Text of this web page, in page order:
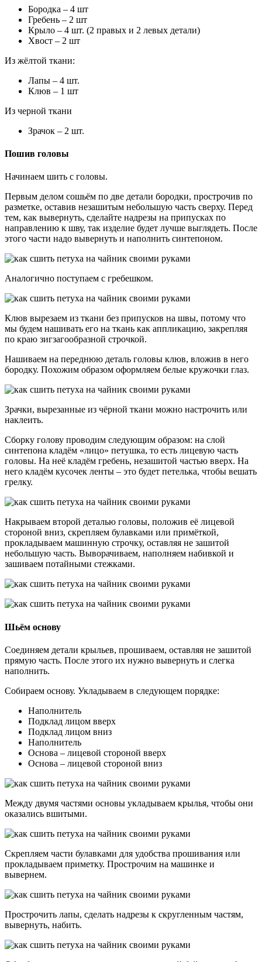
Бородка – 4 шт
Гребень – 2 шт
Крыло – 4 шт. (2 правых и 2 левых детали)
Хвост – 2 шт
Из жёлтой ткани:
Лапы – 4 шт.
Клюв – 1 шт
Из черной ткани
Зрачок – 2 шт.
Пошив головы
Начинаем шить с головы.
Первым делом сошьём по две детали бородки, прострочив по
разметке, оставив незашитым небольшую часть сверху. Перед
тем, как вывернуть, сделайте надрезы на припусках по
направлению к шву, так изделие будет лучше выглядеть. После
этого части надо вывернуть и наполнить синтепоном.
Аналогично поступаем с гребешком.
Клюв вырезаем из ткани без припусков на швы, потому что
мы будем нашивать его на ткань как аппликацию, закрепляя
по краю зигзагообразной строчкой.
Нашиваем на переднюю деталь головы клюв, вложив в него
бородку. Похожим образом оформляем белые кружочки глаз.
Зрачки, вырезанные из чёрной ткани можно настрочить или
наклеить.
Сборку голову проводим следующим образом: на слой
синтепона кладём «лицо» петушка, то есть лицевую часть
головы. На неё кладём гребень, незашитой частью вверх. На
него кладём кусочек ленты – это будет петелька, чтобы вешать
грелку.
Накрываем второй деталью головы, положив её лицевой
стороной вниз, скрепляем булавками или примёткой,
прокладываем машинную строчку, оставляя не зашитой
небольшую часть. Выворачиваем, наполняем набивкой и
зашиваем потайными стежками.
Шьём основу
Соединяем детали крыльев, прошиваем, оставляя не зашитой
прямую часть. После этого их нужно вывернуть и слегка
наполнить.
Собираем основу. Укладываем в следующем порядке:
Наполнитель
Подклад лицом вверх
Подклад лицом вниз
Наполнитель
Основа – лицевой стороной вверх
Основа – лицевой стороной вниз
Между двумя частями основы укладываем крылья, чтобы они
оказались вшитыми.
Скрепляем части булавками для удобства прошивания или
прокладываем приметку. Прострочим на машинке и
вывернем.
Прострочить лапы, сделать надрезы к скругленным частям,
вывернуть, набить.